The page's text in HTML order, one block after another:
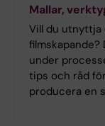
Mallar,
Vill du utnyttja
filmskapande?
under
tips och råd
producera en